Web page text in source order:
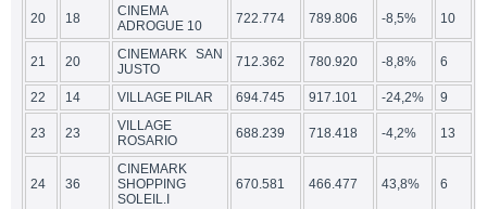
20 18
CINEMA
ADROGUE 10
722.774 789.806 -8,5% 10
21 20
CINEMARK SAN
JUSTO
712.362 780.920 -8,8% 6
22 14 VILLAGE PILAR 694.745 917.101 -24,2% 9
23 23
VILLAGE
ROSARIO
688.239 718.418 -4,2% 13
24 36
CINEMARK
SHOPPING
SOLEIL.I
670.581 466.477 43,8% 6